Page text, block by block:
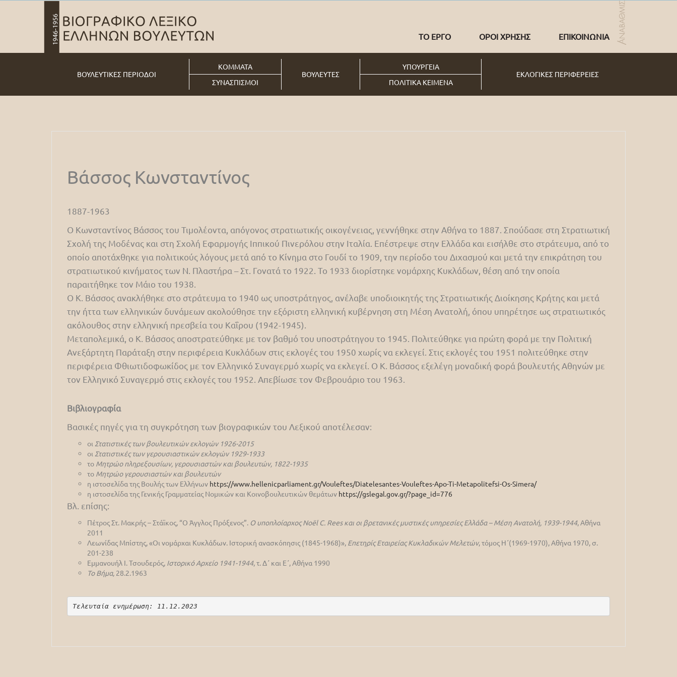
ΤΟ ΕΡΓΟ ΟΡΟΙ ΧΡΗΣΗΣ ΕΠΙΚΟΙΝΩΝΙΑ
ΒΟΥΛΕΥΤΙΚΕΣ ΠΕΡΙΟΔΟΙ
ΚΟΜΜΑΤΑ
ΒΟΥΛΕΥΤΕΣ
ΥΠΟΥΡΓΕΙΑ
ΕΚΛΟΓΙΚΕΣ ΠΕΡΙΦΕΡΕΙΕΣ
ΣΥΝΑΣΠΙΣΜΟΙ
ΠΟΛΙΤΙΚΑ ΚΕΙΜΕΝΑ
Βάσσος Κωνσταντίνος
1887-1963
Ο Κωνσταντίνος Βάσσος του Τιμολέοντα, απόγονος στρατιωτικής οικογένειας, γεννήθηκε στην Αθήνα το 1887. Σπούδασε στη Στρατιωτική
Σχολή της Μοδένας και στη Σχολή Εφαρμογής Ιππικού Πινερόλου στην Ιταλία. Επέστρεψε στην Ελλάδα και εισήλθε στο στράτευμα, από το
οποίο αποτάχθηκε για πολιτικούς λόγους μετά από το Κίνημα στο Γουδί το 1909, την περίοδο του Διχασμού και μετά την επικράτηση του
στρατιωτικού κινήματος των Ν. Πλαστήρα – Στ. Γονατά το 1922. Το 1933 διορίστηκε νομάρχης Κυκλάδων, θέση από την οποία
παραιτήθηκε τον Μάιο του 1938.
Ο Κ. Βάσσος ανακλήθηκε στο στράτευμα το 1940 ως υποστράτηγος, ανέλαβε υποδιοικητής της Στρατιωτικής Διοίκησης Κρήτης και μετά
την ήττα των ελληνικών δυνάμεων ακολούθησε την εξόριστη ελληνική κυβέρνηση στη Μέση Ανατολή, όπου υπηρέτησε ως στρατιωτικός
ακόλουθος στην ελληνική πρεσβεία του Καΐρου (1942-1945).
Μεταπολεμικά, ο Κ. Βάσσος αποστρατεύθηκε με τον βαθμό του υποστράτηγου το 1945. Πολιτεύθηκε για πρώτη φορά με την Πολιτική
Ανεξάρτητη Παράταξη στην περιφέρεια Κυκλάδων στις εκλογές του 1950 χωρίς να εκλεγεί. Στις εκλογές του 1951 πολιτεύθηκε στην
περιφέρεια Φθιωτιδοφωκίδος με τον Ελληνικό Συναγερμό χωρίς να εκλεγεί. Ο Κ. Βάσσος εξελέγη μοναδική φορά βουλευτής Αθηνών με
τον Ελληνικό Συναγερμό στις εκλογές του 1952. Απεβίωσε τον Φεβρουάριο του 1963.
Βιβλιογραφία
Βασικές πηγές για τη συγκρότηση των βιογραφικών του Λεξικού αποτέλεσαν:
οι Στατιστικές των βουλευτικών εκλογών 1926-2015
οι Στατιστικές των γερουσιαστικών εκλογών 1929-1933
το Μητρώο πληρεξουσίων, γερουσιαστών και βουλευτών, 1822-1935
το Μητρώο γερουσιαστών και βουλευτών
η ιστοσελίδα της Βουλής των Ελλήνων https://www.hellenicparliament.gr/Vouleftes/Diatelesantes-Vouleftes-Apo-Ti-Metapolitefsi-Os-Simera/
η ιστοσελίδα της Γενικής Γραμματείας Νομικών και Κοινοβουλευτικών θεμάτων https://gslegal.gov.gr/?page_id=776
Βλ. επίσης:
Πέτρος Στ. Μακρής – Στάϊκος, “Ο Άγγλος Πρόξενος”. Ο υποπλοίαρχος Noël C. Rees και οι βρετανικές μυστικές υπηρεσίες Ελλάδα – Μέση Ανατολή, 1939-1944, Αθήνα
2011
Λεωνίδας Μπίστης, «Οι νομάρχαι Κυκλάδων. Ιστορική ανασκόπησις (1845-1968)», Επετηρίς Εταιρείας Κυκλαδικών Μελετών, τόμος Η΄(1969-1970), Αθήνα 1970, σ.
201-238
Εμμανουήλ Ι. Τσουδερός, Ιστορικό Αρχείο 1941-1944, τ. Δ΄ και Ε΄, Αθήνα 1990
Το Βήμα, 28.2.1963
Τελευταία ενημέρωση: 11.12.2023